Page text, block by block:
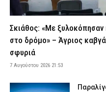
ΑΣΤΥΝΟΜΙΑ 8 Αυγούστου 2026
Χαλκιδική: 62χρονος έχασε
Καλαμίτσι
ΕΙΔΗΣΕΙΣ
Αθήνα: Κλείνει τα μεσάνυχτα
ΕΙΔΗΣΕΙΣ 8 Αυγούστου 2026 19:56
Σκιάθος: «Με
στο δρόμο» – Άγριος
σφυριά
7 Αυγούστου 2026 21:53